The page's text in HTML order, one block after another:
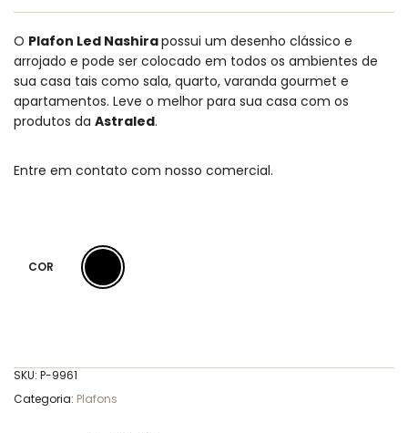
O Plafon Led Nashirapossui um desenho clássico e
arrojado e pode ser colocado em todos os ambientes de
sua casa tais como sala, quarto, varanda gourmet e
apartamentos. Leve o melhor para sua casa com os
produtos da Astraled.
Entre em contato com nosso comercial.
COR
SKU: P-9961
Categoria: Plafons